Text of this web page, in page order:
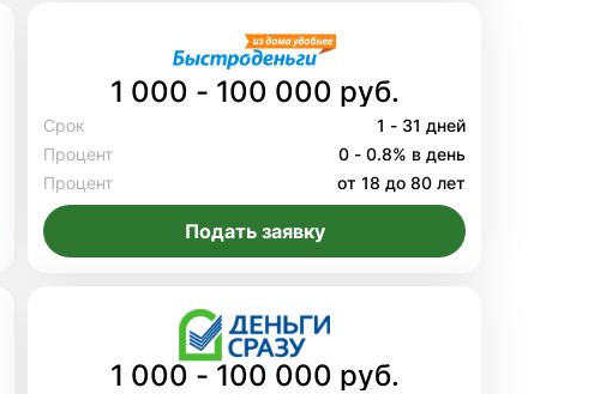
1 000 - 100 000 руб.
Срок
1 - 31 дней
Процент
0 - 0.8% в день
Процент
от 18 до 80 лет
Подать заявку
1 000 - 100 000 руб.